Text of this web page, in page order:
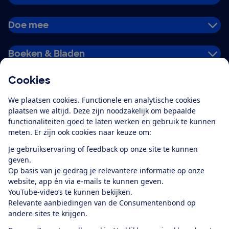
Cookies
We plaatsen cookies. Functionele en analytische cookies
plaatsen we altijd. Deze zijn noodzakelijk om bepaalde
functionaliteiten goed te laten werken en gebruik te kunnen
meten. Er zijn ook cookies naar keuze om:
Je gebruikservaring of feedback op onze site te kunnen
geven.
Op basis van je gedrag je relevantere informatie op onze
website, app én via e-mails te kunnen geven.
YouTube-video’s te kunnen bekijken.
Relevante aanbiedingen van de Consumentenbond op
andere sites te krijgen.
Doe mee
Boeken & Bladen
Alles over de
app
Algemene Voorwaarden
Privacyverklaring
Cookiebeleid
Privacyvoorkeuren
Toegankelijkheid
RSS-feed nieuws
FacebookTwitterInstagram
YoutubeLinkedIn